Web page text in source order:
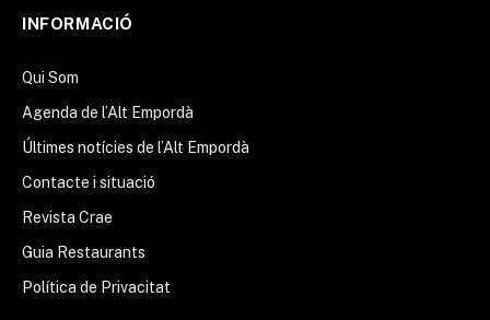
INFORMACIÓ
Qui Som
Agenda de l’Alt Empordà
Últimes notícies de l’Alt Empordà
Contacte i situació
Revista Crae
Guia Restaurants
Política de Privacitat